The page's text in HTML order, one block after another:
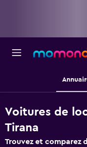
Voitures de
Tirana
Trouvez et comparez